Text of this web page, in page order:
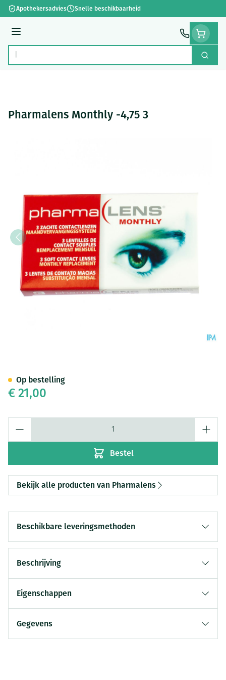
Ga naar de inhoud
Apothekersadvies Snelle beschikbaarheid
Menu
Product, merk, categorie... Zoek
Pharmalens Monthly -4,75 3
€ 21,00
Bestel
Op bestelling
Bekijk alle producten van Pharmalens
Beschikbare leveringsmethoden
Beschrijving
Eigenschappen
Gegevens